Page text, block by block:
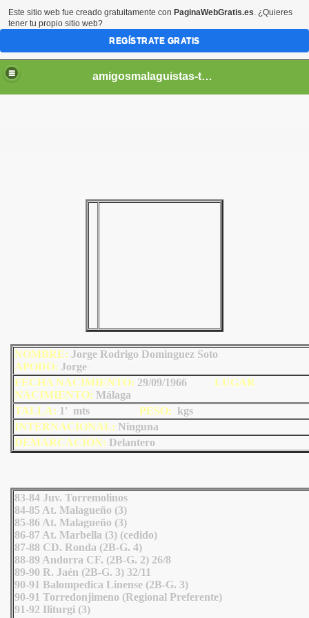
amigosmalaguistas-temporadas
NOMBRE: Jorge Rodrigo Dominguez Soto
APODO: Jorge
FECHA NACIMIENTO: 29/09/1966 LUGAR
NACIMIENTO: Málaga
TALLA: 1' mts PESO: kgs
INTERNACIONAL: Ninguna
DEMARCACIÓN: Delantero
83-84 Juv. Torremolinos
84-85 At. Malagueño (3)
85-86 At. Malagueño (3)
86-87 At. Marbella (3) (cedido)
87-88 CD. Ronda (2B-G. 4)
88-89 Andorra CF. (2B-G. 2) 26/8
89-90 R. Jaén (2B-G. 3) 32/11
90-91 Balompedica Linense (2B-G. 3)
90-91 Torredonjimeno (Regional Preferente)
91-92 Iliturgi (3)
Este sitio web fue creado gratuitamente con PaginaWebGratis.es. ¿Quieres
tener tu propio sitio web?
REGÍSTRATE GRATIS